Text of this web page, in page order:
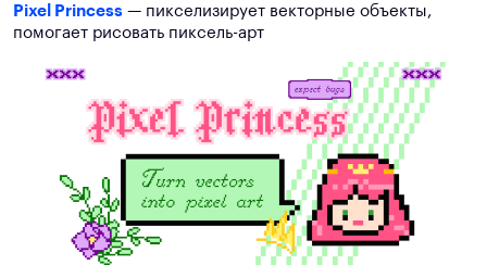
Pixel Princess — пикселизирует векторные объекты,
помогает рисовать пиксель-арт